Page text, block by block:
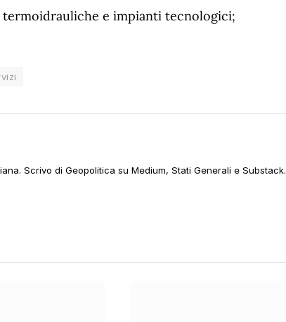
e impianti tecnologici;
Scrivo di Geopolitica su Medium, Stati Generali e Substack.